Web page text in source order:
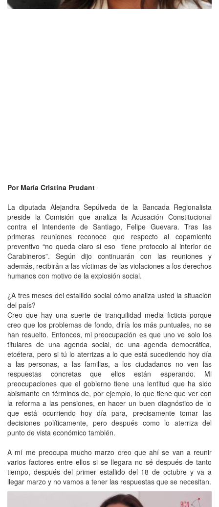
Por María Cristina Prudant
La diputada Alejandra Sepúlveda de la Bancada Regionalista
preside la Comisión que analiza la Acusación Constitucional
contra el Intendente de Santiago, Felipe Guevara. Tras las
primeras reuniones reconoce que respecto al copamiento
preventivo “no queda claro si eso tiene protocolo al interior de
Carabineros”. Según dijo continuarán con las reuniones y
además, recibirán a las víctimas de las violaciones a los derechos
humanos con motivo de la explosión social.
¿A tres meses del estallido social cómo analiza usted la situación
del país?
Creo que hay una suerte de tranquilidad media ficticia porque
creo que los problemas de fondo, diría los más puntuales, no se
han resuelto. Entonces, mi preocupación es que uno ve solo los
titulares de una agenda social, de una agenda democrática,
etcétera, pero si tú lo aterrizas a lo que está sucediendo hoy día
a las personas, a las familias, a los ciudadanos no ven las
respuestas concretas que ellos están esperando. Mi
preocupaciones que el gobierno tiene una lentitud que ha sido
abismante en términos de, por ejemplo, lo que tiene que ver con
la reforma a las pensiones, en hacer un buen diagnóstico de lo
que está ocurriendo hoy día para, precisamente tomar las
decisiones políticamente, pero después como lo aterriza del
punto de vista económico también.
A mí me preocupa mucho marzo creo que ahí se van a reunir
varios factores entre ellos si se llegara no sé después de tanto
tiempo, después del primer estallido del 18 de octubre y va a
llegar marzo y no vamos a tener las respuestas que se necesitan.